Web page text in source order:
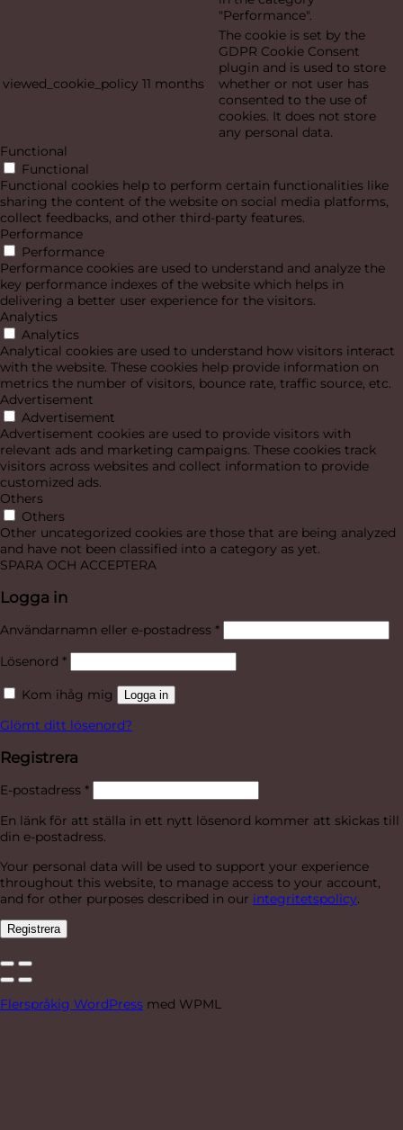
"Performance".
viewed_cookie_policy 11 months
The cookie is set by the
GDPR Cookie Consent
plugin and is used to store
whether or not user has
consented to the use of
cookies. It does not store
any personal data.
Functional
Functional
Functional cookies help to perform certain functionalities like
sharing the content of the website on social media platforms,
collect feedbacks, and other third-party features.
Performance
Performance
Performance cookies are used to understand and analyze the
key performance indexes of the website which helps in
delivering a better user experience for the visitors.
Analytics
Analytics
Analytical cookies are used to understand how visitors interact
with the website. These cookies help provide information on
metrics the number of visitors, bounce rate, traffic source, etc.
Advertisement
Advertisement
Advertisement cookies are used to provide visitors with
relevant ads and marketing campaigns. These cookies track
visitors across websites and collect information to provide
customized ads.
Others
Others
Other uncategorized cookies are those that are being analyzed
and have not been classified into a category as yet.
SPARA OCH ACCEPTERA
Logga in
Användarnamn eller e-postadress *Obligatoriskt
Lösenord *Obligatoriskt
Kom ihåg mig Logga in
Glömt ditt lösenord?
Registrera
E-postadress *Obligatoriskt
En länk för att ställa in ett nytt lösenord kommer att skickas till
din e-postadress.
Your personal data will be used to support your experience
throughout this website, to manage access to your account,
and for other purposes described in our integritetspolicy.
Registrera
Flerspråkig WordPress med WPML